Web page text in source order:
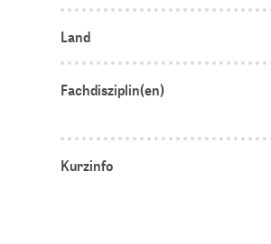
Land
Fachdisziplin(en)
Kurzinfo